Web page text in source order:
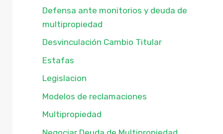
Defensa ante monitorios y deuda de
multipropiedad
Desvinculación Cambio Titular
Estafas
Legislacion
Modelos de reclamaciones
Multipropiedad